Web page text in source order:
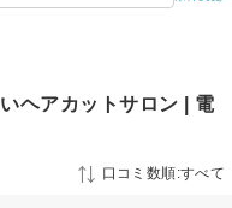
ヘアカットサロン | 電
口コミ数順:すべて